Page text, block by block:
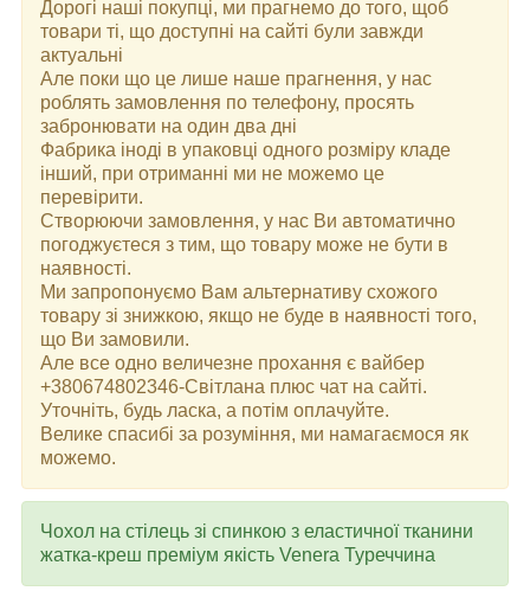
Дорогі наші покупці, ми прагнемо до того, щоб
товари ті, що доступні на сайті були завжди
актуальні
Але поки що це лише наше прагнення, у нас
роблять замовлення по телефону, просять
забронювати на один два дні
Фабрика іноді в упаковці одного розміру кладе
інший, при отриманні ми не можемо це
перевірити.
Створюючи замовлення, у нас Ви автоматично
погоджуєтеся з тим, що товару може не бути в
наявності.
Ми запропонуємо Вам альтернативу схожого
товару зі знижкою, якщо не буде в наявності того,
що Ви замовили.
Але все одно величезне прохання є вайбер
+380674802346-Світлана плюс чат на сайті.
Уточніть, будь ласка, а потім оплачуйте.
Велике спасибі за розуміння, ми намагаємося як
можемо.
Чохол на стілець зі спинкою з еластичної тканини
жатка-креш преміум якість Venera Туреччина